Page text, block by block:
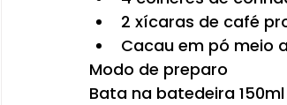
2 xícaras de café
Cacau em pó meio
Modo de preparo
Bata na batedeira